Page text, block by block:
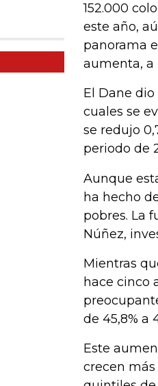
152.000
este año,
panorama
aumenta, a
El Dane
cuales se
se redujo
periodo de
Aunque
ha hecho
pobres. La
Núñez,
Mientras
hace cinco
de 45,8% a
Este
crecen más